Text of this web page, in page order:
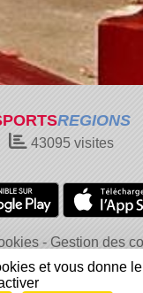
REGIONS
43095visites
Gestion des
Signaler un
et vous donne